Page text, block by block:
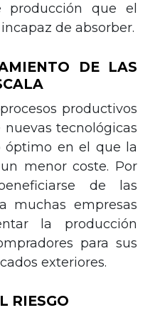
producción que el
de absorber.
DE LAS
productivos
tecnológicas
en el que la
menor coste. Por
de las
muchas empresas
la producción
para sus
exteriores.
RIESGO